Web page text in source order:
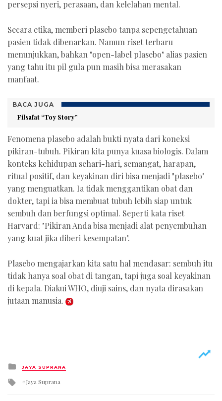
persepsi nyeri, perasaan, dan kelelahan mental.
Secara etika, memberi plasebo tanpa sepengetahuan
pasien tidak dibenarkan. Namun riset terbaru
menunjukkan, bahkan "open-label plasebo" alias pasien
yang tahu itu pil gula pun masih bisa merasakan
manfaat.
BACA JUGA
Filsafat “Toy Story”
Fenomena plasebo adalah bukti nyata dari koneksi
pikiran-tubuh. Pikiran kita punya kuasa biologis. Dalam
konteks kehidupan sehari-hari, semangat, harapan,
ritual positif, dan keyakinan diri bisa menjadi "plasebo"
yang menguatkan. Ia tidak menggantikan obat dan
dokter, tapi ia bisa membuat tubuh lebih siap untuk
sembuh dan berfungsi optimal. Seperti kata riset
Harvard: "Pikiran Anda bisa menjadi alat penyembuhan
yang kuat jika diberi kesempatan".
Plasebo mengajarkan kita satu hal mendasar: sembuh itu
tidak hanya soal obat di tangan, tapi juga soal keyakinan
di kepala. Diakui WHO, diuji sains, dan nyata dirasakan
jutaan manusia.
Posted
in
JAYA SUPRANA
Tagged
with
Jaya Suprana